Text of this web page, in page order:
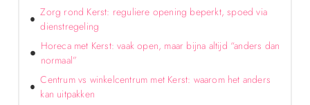
Zorg rond Kerst: reguliere opening beperkt, spoed via
dienstregeling
Horeca met Kerst: vaak open, maar bijna altijd “anders dan
normaal”
Centrum vs winkelcentrum met Kerst: waarom het anders
kan uitpakken